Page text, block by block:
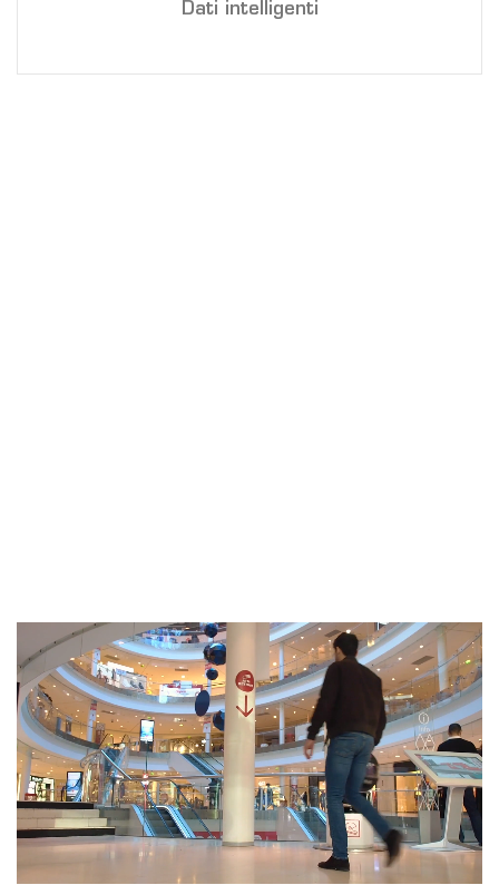
Dati intelligenti